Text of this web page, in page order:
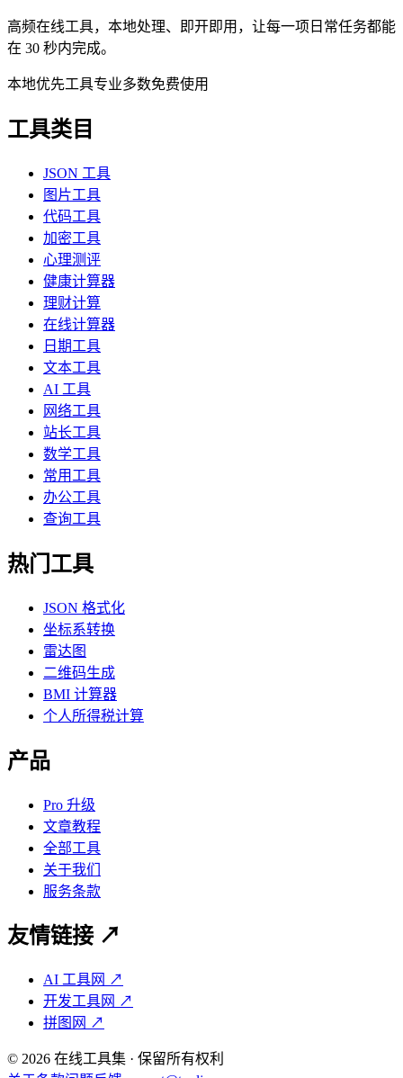
高频在线工具，本地处理、即开即用，让每一项日常任务都能
在 30 秒内完成。
本地优先工具专业多数免费使用
工具类目
JSON 工具
图片工具
代码工具
加密工具
心理测评
健康计算器
理财计算
在线计算器
日期工具
文本工具
AI 工具
网络工具
站长工具
数学工具
常用工具
办公工具
查询工具
热门工具
JSON 格式化
坐标系转换
雷达图
二维码生成
BMI 计算器
个人所得税计算
产品
Pro 升级
文章教程
全部工具
关于我们
服务条款
友情链接 ↗
AI 工具网 ↗
开发工具网 ↗
拼图网 ↗
© 2026 在线工具集 · 保留所有权利